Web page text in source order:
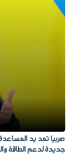
صربيا تمد يد
جديدة لدعم الطاقة